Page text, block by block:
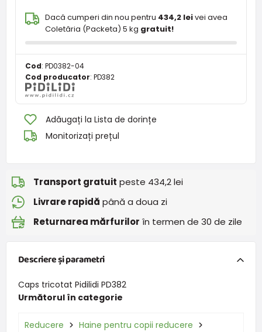
Dacă cumperi din nou pentru 434,2 leivei avea
Coletăria (Packeta) 5 kg gratuit!
Cod: PD0382-04
Cod producator: PD382
Adăugați la Lista de dorințe
Monitorizați prețul
Transport gratuit peste 434,2 lei
Livrare rapidă până a doua zi
Returnarea mărfurilor în termen de 30 de zile
Descriere și parametri
Caps tricotat Pidilidi PD382
Următorul în categorie
Reducere
Haine pentru copii reducere